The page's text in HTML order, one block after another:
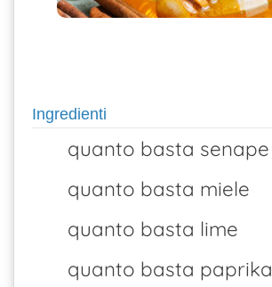
Ingredienti
quanto basta senape
quanto basta miele
quanto basta lime
quanto basta paprika